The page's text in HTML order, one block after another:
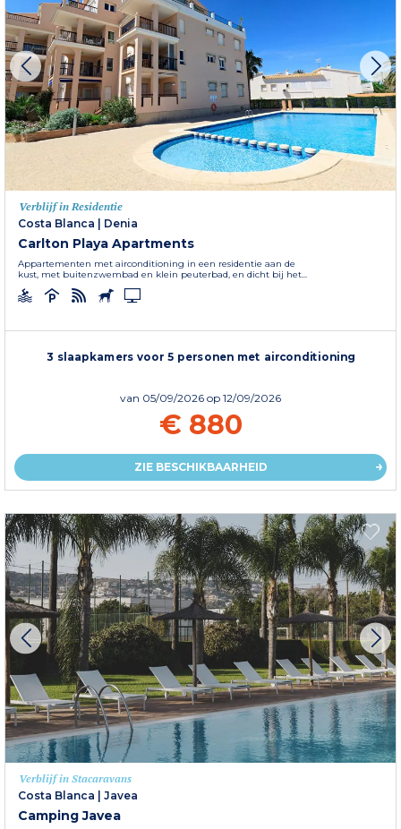
Verblijf in Residentie
Costa Blanca
Denia
Carlton Playa Apartments
Appartementen met airconditioning in een residentie aan de
kust, met buitenzwembad en klein peuterbad, en dicht bij het...
3 slaapkamers voor 5 personen met airconditioning
van 05/09/2026 op 12/09/2026
€ 880
ZIE BESCHIKBAARHEID
Verblijf in Stacaravans
Costa Blanca
Javea
Camping Javea